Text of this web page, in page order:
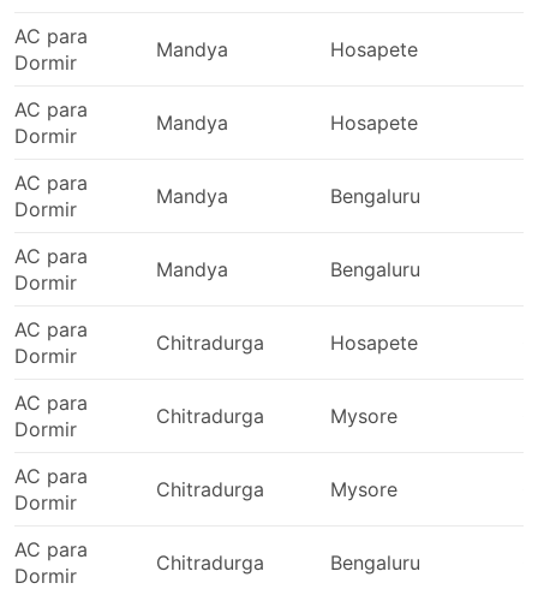
AC para
Dormir
Mandya Hosapete
AC para
Dormir
Mandya Hosapete
AC para
Dormir
Mandya Bengaluru
AC para
Dormir
Mandya Bengaluru
AC para
Dormir
Chitradurga Hosapete
AC para
Dormir
Chitradurga Mysore
AC para
Dormir
Chitradurga Mysore
AC para
Dormir
Chitradurga Bengaluru